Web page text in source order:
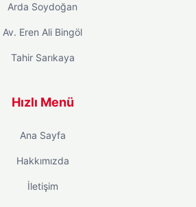
Arda Soydoğan
Av. Eren Ali Bingöl
Tahir Sarıkaya
Hızlı Menü
Ana Sayfa
Hakkımızda
İletişim